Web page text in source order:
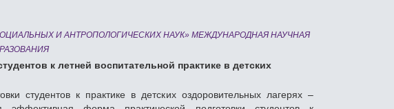
И АНТРОПОЛОГИЧЕСКИХ НАУК» МЕЖДУНАРОДНАЯ НАУЧНАЯ
к летней воспитательной практике в детских
студентов к практике в детских оздоровительных лагерях –